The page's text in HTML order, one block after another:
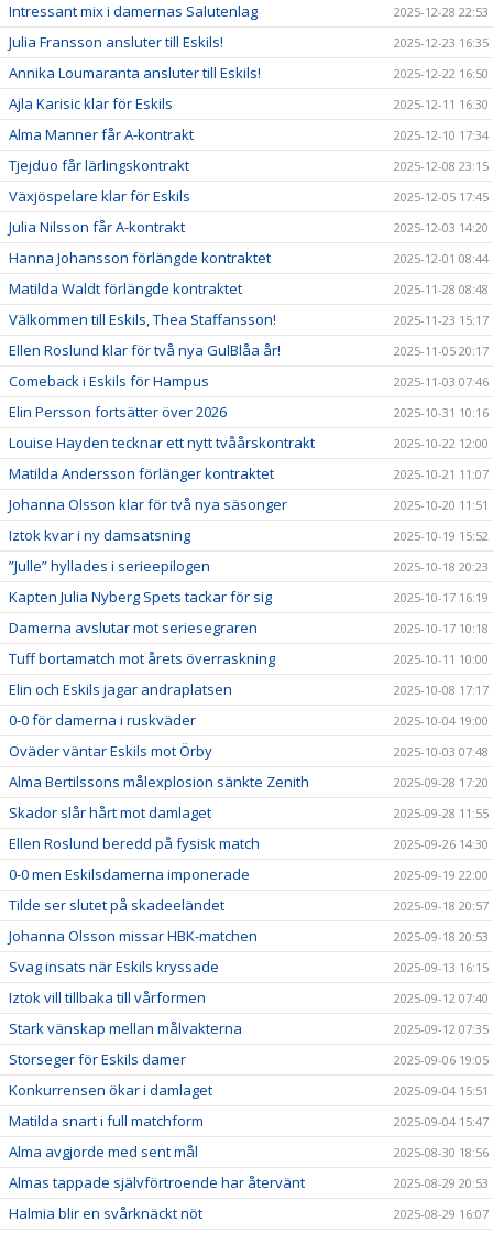
Intressant mix i damernas Salutenlag 2025-12-28 22:53
Julia Fransson ansluter till Eskils! 2025-12-23 16:35
Annika Loumaranta ansluter till Eskils! 2025-12-22 16:50
Ajla Karisic klar för Eskils 2025-12-11 16:30
Alma Manner får A-kontrakt 2025-12-10 17:34
Tjejduo får lärlingskontrakt 2025-12-08 23:15
Växjöspelare klar för Eskils 2025-12-05 17:45
Julia Nilsson får A-kontrakt 2025-12-03 14:20
Hanna Johansson förlängde kontraktet 2025-12-01 08:44
Matilda Waldt förlängde kontraktet 2025-11-28 08:48
Välkommen till Eskils, Thea Staffansson! 2025-11-23 15:17
Ellen Roslund klar för två nya GulBlåa år! 2025-11-05 20:17
Comeback i Eskils för Hampus 2025-11-03 07:46
Elin Persson fortsätter över 2026 2025-10-31 10:16
Louise Hayden tecknar ett nytt tvåårskontrakt 2025-10-22 12:00
Matilda Andersson förlänger kontraktet 2025-10-21 11:07
Johanna Olsson klar för två nya säsonger 2025-10-20 11:51
Iztok kvar i ny damsatsning 2025-10-19 15:52
”Julle” hyllades i serieepilogen 2025-10-18 20:23
Kapten Julia Nyberg Spets tackar för sig 2025-10-17 16:19
Damerna avslutar mot seriesegraren 2025-10-17 10:18
Tuff bortamatch mot årets överraskning 2025-10-11 10:00
Elin och Eskils jagar andraplatsen 2025-10-08 17:17
0-0 för damerna i ruskväder 2025-10-04 19:00
Oväder väntar Eskils mot Örby 2025-10-03 07:48
Alma Bertilssons målexplosion sänkte Zenith 2025-09-28 17:20
Skador slår hårt mot damlaget 2025-09-28 11:55
Ellen Roslund beredd på fysisk match 2025-09-26 14:30
0-0 men Eskilsdamerna imponerade 2025-09-19 22:00
Tilde ser slutet på skadeeländet 2025-09-18 20:57
Johanna Olsson missar HBK-matchen 2025-09-18 20:53
Svag insats när Eskils kryssade 2025-09-13 16:15
Iztok vill tillbaka till vårformen 2025-09-12 07:40
Stark vänskap mellan målvakterna 2025-09-12 07:35
Storseger för Eskils damer 2025-09-06 19:05
Konkurrensen ökar i damlaget 2025-09-04 15:51
Matilda snart i full matchform 2025-09-04 15:47
Alma avgjorde med sent mål 2025-08-30 18:56
Almas tappade självförtroende har återvänt 2025-08-29 20:53
Halmia blir en svårknäckt nöt 2025-08-29 16:07